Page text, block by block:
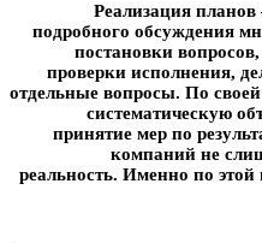
Реализация планов
подробного обсуждения
постановки
проверки исполнения,
отдельные вопросы. По
систематическую
принятие мер по
компаний не
реальность. Именно по